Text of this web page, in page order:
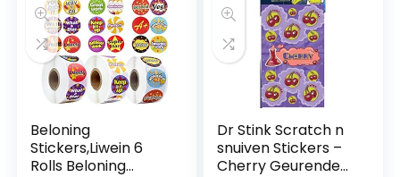
Beloning
Stickers,Liwein 6
Rolls Beloning
Dr Stink Scratch n
snuiven Stickers –
Cherry Geurende